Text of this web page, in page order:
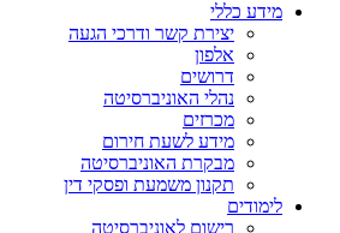
מידע כללי
יצירת קשר ודרכי הגעה
אלפון
דרושים
נהלי האוניברסיטה
מכרזים
מידע לשעת חירום
מבקרת האוניברסיטה
תקנון משמעת ופסקי דין
לימודים
רישום לאוניברסיטה